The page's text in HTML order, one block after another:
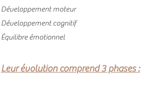
Développement moteur
Développement cognitif
Équilibre émotionnel
Leur évolution comprend 3 phases :